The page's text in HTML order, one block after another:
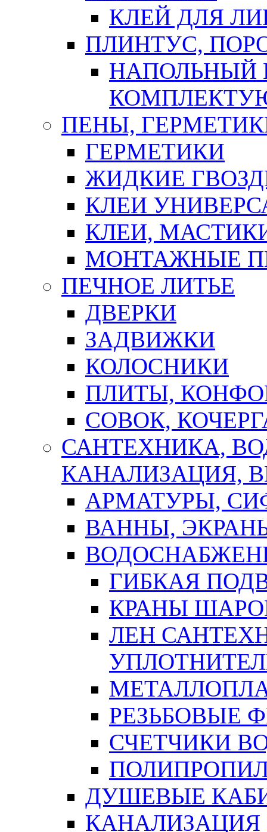
КЛЕЙ ДЛЯ
ПЛИНТУС,
НАПОЛЬНЫЙ
ПЕНЫ,
ГЕРМЕТИКИ
ЖИДКИЕ
КЛЕИ
КЛЕИ,
МОНТАЖНЫЕ
ПЕЧНОЕ ЛИТЬЕ
ДВЕРКИ
ЗАДВИЖКИ
КОЛОСНИКИ
ПЛИТЫ,
СОВОК,
САНТЕХНИКА,
КАНАЛИЗАЦИЯ,
АРМАТУРЫ,
ВАННЫ,
ГИБКАЯ
КРАНЫ
ЛЕН
РЕЗЬБОВЫЕ
СЧЕТЧИКИ
ДУШЕВЫЕ
КАНАЛИЗАЦИЯ